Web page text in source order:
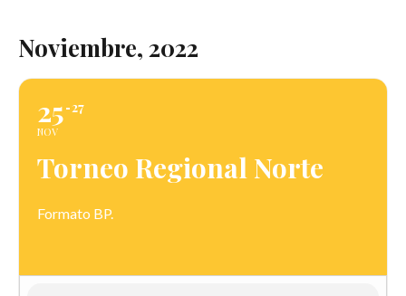
Noviembre, 2022
25
NOV
27
Torneo Regional Norte
Formato BP.